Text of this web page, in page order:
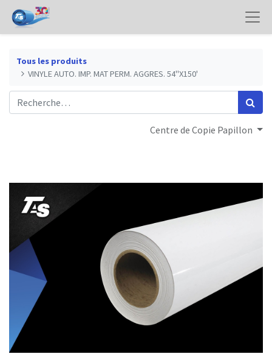
Tous les produits
VINYLE AUTO. IMP. MAT PERM. AGGRES. 54"X150'
Centre de Copie Papillon